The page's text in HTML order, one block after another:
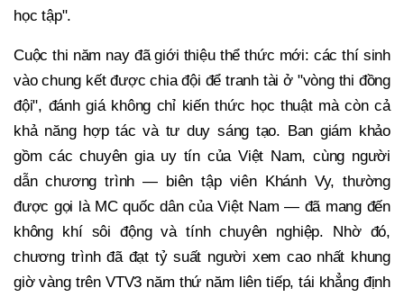
học tập".
Cuộc thi năm nay đã giới thiệu thể thức mới: các thí sinh
vào chung kết được chia đội để tranh tài ở "vòng thi đồng
đội", đánh giá không chỉ kiến thức học thuật mà còn cả
khả năng hợp tác và tư duy sáng tạo. Ban giám khảo
gồm các chuyên gia uy tín của Việt Nam, cùng người
dẫn chương trình — biên tập viên Khánh Vy, thường
được gọi là MC quốc dân của Việt Nam — đã mang đến
không khí sôi động và tính chuyên nghiệp. Nhờ đó,
chương trình đã đạt tỷ suất người xem cao nhất khung
giờ vàng trên VTV3 năm thứ năm liên tiếp, tái khẳng định